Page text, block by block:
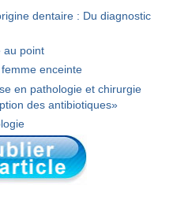
dentaire : Du diagnostic
au point
enceinte
en pathologie et chirurgie
des antibiotiques»